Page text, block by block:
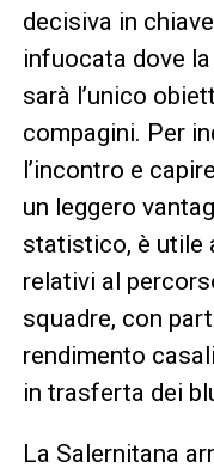
decisiva in
infuocata dove
sarà l’unico
compagini. Per
l’incontro e
un leggero
statistico, è utile
relativi al
squadre, con
rendimento
in trasferta dei
La Salernitana